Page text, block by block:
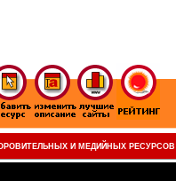
И МЕДИЙНЫХ РЕСУРСОВ